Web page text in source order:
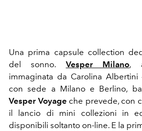
Una prima capsule collection
del sonno. Vesper Milano,
immaginata da Carolina Albertini
con sede a Milano e Berlino,
Vesper Voyage che prevede, con
il lancio di mini collezioni in
disponibili soltanto on-line. E la